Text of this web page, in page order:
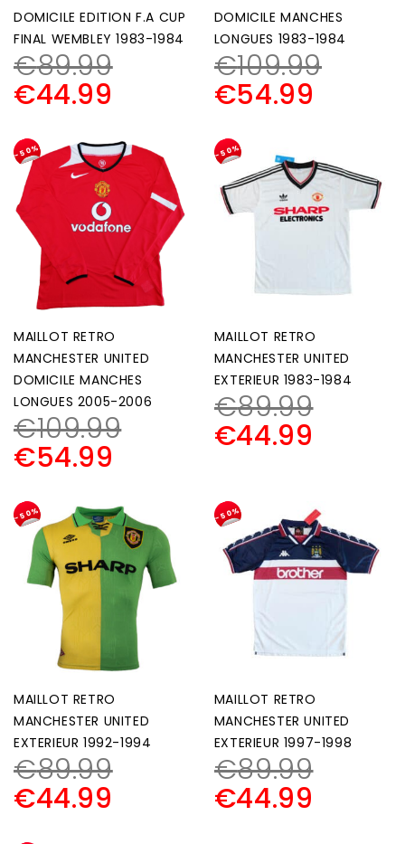
DOMICILE EDITION F.A CUP
FINAL WEMBLEY 1983-1984
€89.99
€44.99
DOMICILE MANCHES
LONGUES 1983-1984
€109.99
€54.99
-50%
MAILLOT RETRO
MANCHESTER UNITED
DOMICILE MANCHES
LONGUES 2005-2006
€109.99
€54.99
-50%
MAILLOT RETRO
MANCHESTER UNITED
EXTERIEUR 1983-1984
€89.99
€44.99
-50%
MAILLOT RETRO
MANCHESTER UNITED
EXTERIEUR 1992-1994
€89.99
€44.99
-50%
MAILLOT RETRO
MANCHESTER UNITED
EXTERIEUR 1997-1998
€89.99
€44.99